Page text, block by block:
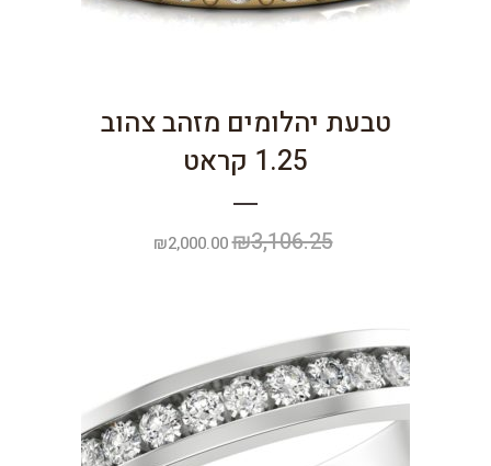
טבעת יהלומים מזהב צהוב
1.25 קראט
₪3,106.25
המחיר
₪2,000.00